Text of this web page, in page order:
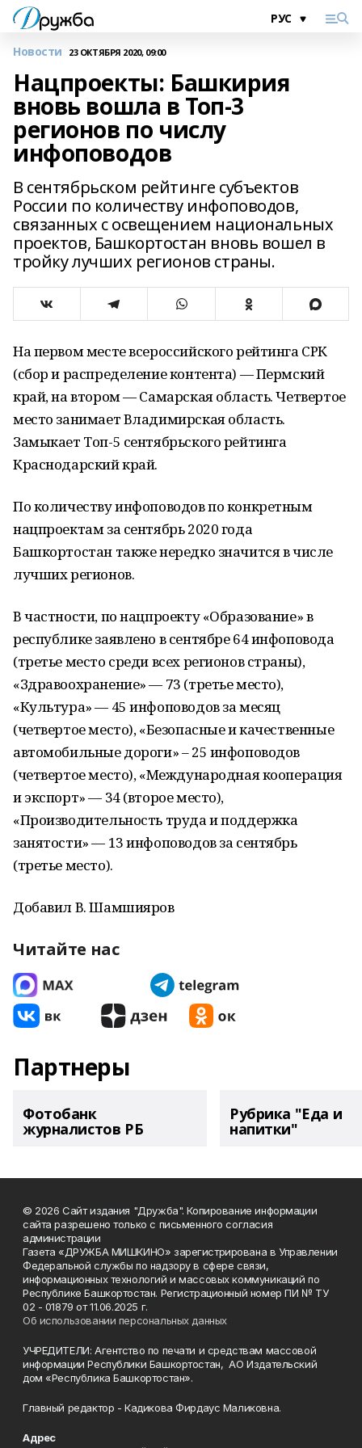
Новости 23 ОКТЯБРЯ 2020, 09:00
Нацпроекты: Башкирия
вновь вошла в Топ-3
регионов по числу
инфоповодов
В сентябрьском рейтинге субъектов
России по количеству инфоповодов,
связанных с освещением национальных
проектов, Башкортостан вновь вошел в
тройку лучших регионов страны.
На первом месте всероссийского рейтинга СРК
(сбор и распределение контента) — Пермский
край, на втором — Самарская область. Четвертое
место занимает Владимирская область.
Замыкает Топ-5 сентябрьского рейтинга
Краснодарский край.
По количеству инфоповодов по конкретным
нацпроектам за сентябрь 2020 года
Башкортостан также нередко значится в числе
лучших регионов.
В частности, по нацпроекту «Образование» в
республике заявлено в сентябре 64 инфоповода
(третье место среди всех регионов страны),
«Здравоохранение» — 73 (третье место),
«Культура» — 45 инфоповодов за месяц
(четвертое место), «Безопасные и качественные
автомобильные дороги» – 25 инфоповодов
(четвертое место), «Международная кооперация
и экспорт» — 34 (второе место),
«Производительность труда и поддержка
занятости» — 13 инфоповодов за сентябрь
(третье место).
Добавил В. Шамшияров
Читайте нас
Партнеры
Фотобанк
журналистов РБ
Рубрика "Еда и
напитки"
© 2026 Сайт издания "Дружба". Копирование информации
сайта разрешено только с письменного согласия
администрации
Газета «ДРУЖБА МИШКИНО» зарегистрирована в Управлении
Федеральной службы по надзору в сфере связи,
информационных технологий и массовых коммуникаций по
Республике Башкортостан. Регистрационный номер ПИ № ТУ
02 - 01879 от 11.06.2025 г.
Об использовании персональных данных
УЧРЕДИТЕЛИ: Агентство по печати и средствам массовой
информации Республики Башкортостан, АО Издательский
дом «Республика Башкортостан».
Главный редактор - Кадикова Фирдаус Маликовна.
Адрес